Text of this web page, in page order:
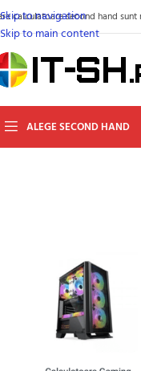
Skip to navigation
Skip to main content
calculatoare second hand sunt
ALEGE SECOND HAND